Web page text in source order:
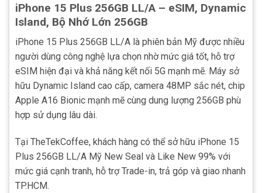
iPhone 15 Plus 256GB LL/A – eSIM, Dynamic
Island, Bộ Nhớ Lớn 256GB
iPhone 15 Plus 256GB LL/A là phiên bản Mỹ được nhiều
người dùng công nghệ lựa chọn nhờ mức giá tốt, hỗ trợ
eSIM hiện đại và khả năng kết nối 5G mạnh mẽ. Máy sở
hữu Dynamic Island cao cấp, camera 48MP sắc nét, chip
Apple A16 Bionic mạnh mẽ cùng dung lượng 256GB phù
hợp sử dụng lâu dài.
Tại TheTekCoffee, khách hàng có thể sở hữu iPhone 15
Plus 256GB LL/A Mỹ New Seal và Like New 99% với
mức giá cạnh tranh, hỗ trợ Trade-in, trả góp và giao nhanh
TP.HCM.